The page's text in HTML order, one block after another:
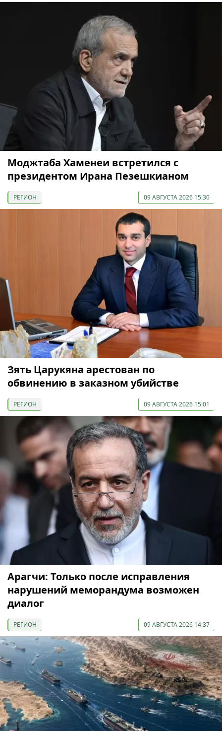
Моджтаба Хаменеи встретился с
президентом Ирана Пезешкианом
РЕГИОН 09 АВГУСТА 2026 15:30
Зять Царукяна арестован по
обвинению в заказном убийстве
РЕГИОН 09 АВГУСТА 2026 15:01
Арагчи: Только после исправления
нарушений меморандума возможен
диалог
РЕГИОН 09 АВГУСТА 2026 14:37